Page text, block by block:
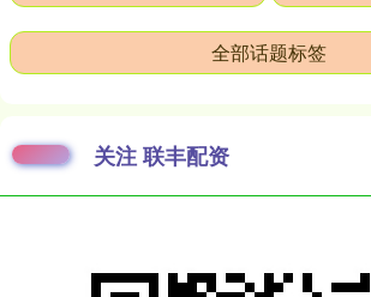
全部话题标签
关注 联丰配资